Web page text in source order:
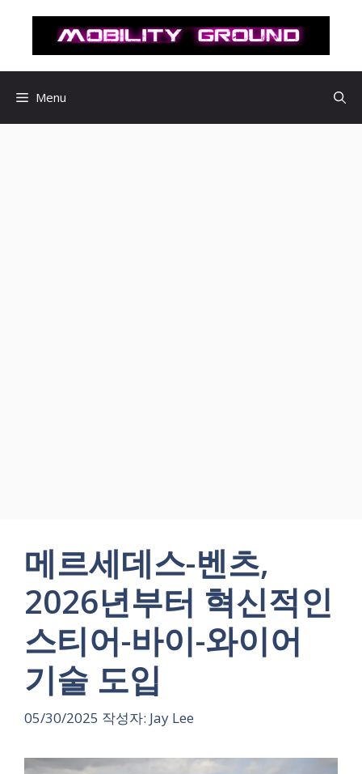
로
Menu
메르세데스-벤츠,
2026년부터 혁신적인
스티어-바이-와이어
기술 도입
05/30/2025 작성자: Jay Lee